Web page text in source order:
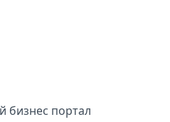
бизнес портал